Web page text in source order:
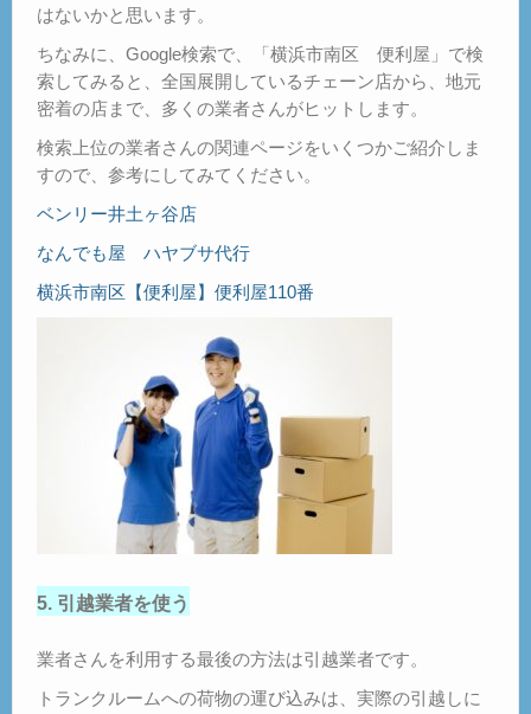
はないかと思います。
ちなみに、Google検索で、「横浜市南区 便利屋」で検
索してみると、全国展開しているチェーン店から、地元
密着の店まで、多くの業者さんがヒットします。
検索上位の業者さんの関連ページをいくつかご紹介しま
すので、参考にしてみてください。
ベンリー井土ヶ谷店
なんでも屋 ハヤブサ代行
横浜市南区【便利屋】便利屋110番
5. 引越業者を使う
業者さんを利用する最後の方法は引越業者です。
トランクルームへの荷物の運び込みは、実際の引越しに